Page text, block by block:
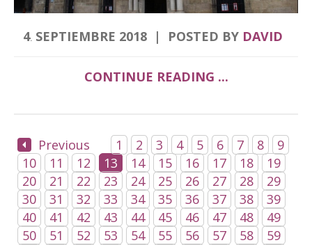
4. SEPTIEMBRE 2018 POSTED BY DAVID
CONTINUE READING ...
Previous 1 2 3 4 5 6 7 8
9
10
11 12 13 14 15 16 17 18
19
20
21 22 23 24 25 26 27 28
29
30
31 32 33 34 35 36 37 38
39
40
41 42 43 44 45 46 47 48
49
50
51 52 53 54 55 56 57 58
59